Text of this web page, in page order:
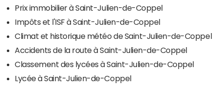
Prix immobilier à Saint-Julien-de-Coppel
Impôts et l'ISF à Saint-Julien-de-Coppel
Climat et historique météo de Saint-Julien-de-Coppel
Accidents de la route à Saint-Julien-de-Coppel
Classement des lycées à Saint-Julien-de-Coppel
Lycée à Saint-Julien-de-Coppel